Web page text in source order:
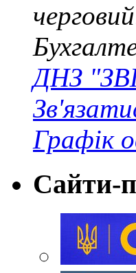
ДНЗ
Графік
Сайти-